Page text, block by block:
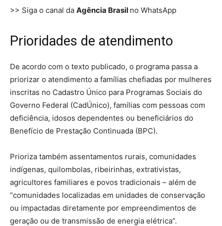
>> Siga o canal da Agência Brasil no WhatsApp
Prioridades de atendimento
De acordo com o texto publicado, o programa passa a
priorizar o atendimento a famílias chefiadas por mulheres
inscritas no Cadastro Único para Programas Sociais do
Governo Federal (CadÚnico), famílias com pessoas com
deficiência, idosos dependentes ou beneficiários do
Benefício de Prestação Continuada (BPC).
Prioriza também assentamentos rurais, comunidades
indígenas, quilombolas, ribeirinhas, extrativistas,
agricultores familiares e povos tradicionais – além de
“comunidades localizadas em unidades de conservação
ou impactadas diretamente por empreendimentos de
geração ou de transmissão de energia elétrica”.